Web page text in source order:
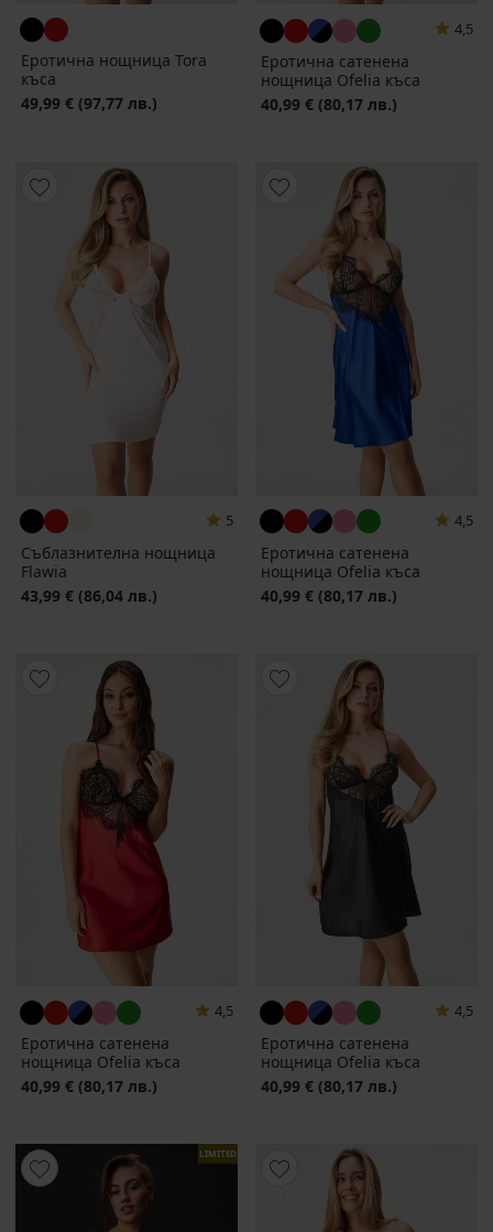
Еротична нощница Tora
къса
49,99 € (97,77 лв.)
4,5
Еротична сатенена
нощница Ofelia къса
40,99 € (80,17 лв.)
5
Съблазнителна нощница
Flawia
43,99 € (86,04 лв.)
4,5
Еротична сатенена
нощница Ofelia къса
40,99 € (80,17 лв.)
4,5
Еротична сатенена
нощница Ofelia къса
40,99 € (80,17 лв.)
4,5
Еротична сатенена
нощница Ofelia къса
40,99 € (80,17 лв.)
LIMITED